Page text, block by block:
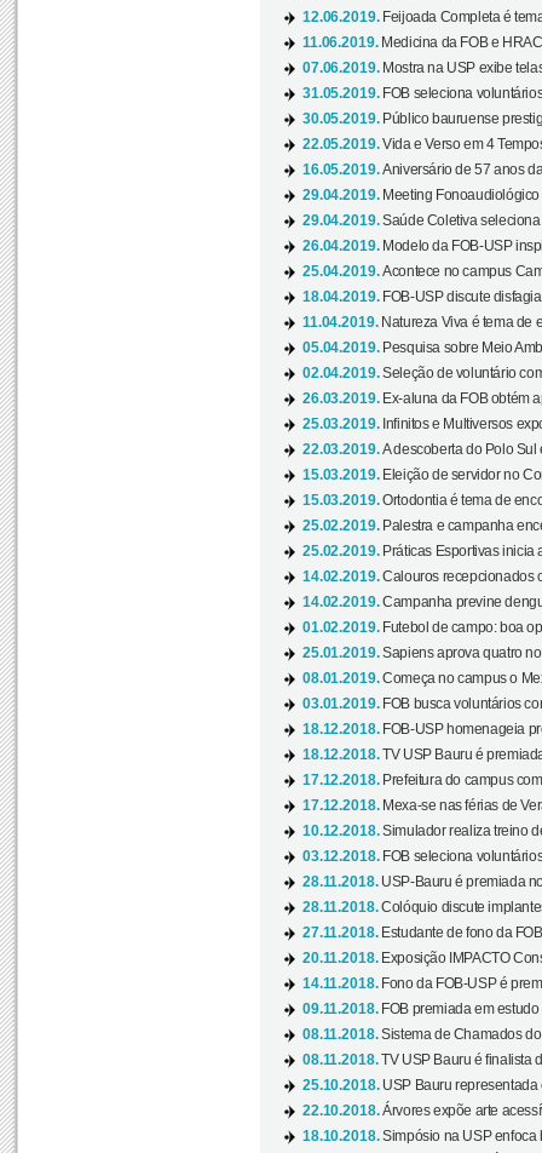
12.06.2019. Feijoada Completa é
11.06.2019. Medicina da FOB e
07.06.2019. Mostra na USP exibe
31.05.2019. FOB seleciona
30.05.2019. Público bauruense
22.05.2019.Vida e Verso em 4
16.05.2019.Aniversário de 57 anos
29.04.2019. Meeting
29.04.2019.Saúde Coletiva
26.04.2019. Modelo da FOB-USP
25.04.2019.Acontece no campus
18.04.2019. FOB-USP discute
11.04.2019. Natureza Viva é tema de
05.04.2019. Pesquisa sobre Meio
02.04.2019.Seleção de voluntário
26.03.2019. Ex-aluna da FOB obtém
25.03.2019. Infinitos e Multiversos
22.03.2019.A descoberta do Polo Sul
15.03.2019. Eleição de servidor no
15.03.2019.Ortodontia é tema de
25.02.2019. Palestra e campanha
25.02.2019. Práticas Esportivas inicia
14.02.2019.Calouros recepcionados
14.02.2019.Campanha previne
01.02.2019. Futebol de campo: boa
25.01.2019.Sapiens aprova quatro
08.01.2019.Começa no campus o
03.01.2019. FOB busca voluntários
18.12.2018. FOB-USP homenageia
18.12.2018.TV USP Bauru é
17.12.2018. Prefeitura do campus
17.12.2018. Mexa-se nas férias de
10.12.2018.Simulador realiza treino
03.12.2018. FOB seleciona
28.11.2018. USP-Bauru é premiada
28.11.2018.Colóquio discute
27.11.2018. Estudante de fono da
20.11.2018. Exposição IMPACTO
14.11.2018. Fono da FOB-USP é
09.11.2018. FOB premiada em estudo
08.11.2018.Sistema de Chamados
08.11.2018.TV USP Bauru é finalista
25.10.2018. USP Bauru representada
22.10.2018.Árvores expõe arte
18.10.2018.Simpósio na USP enfoca